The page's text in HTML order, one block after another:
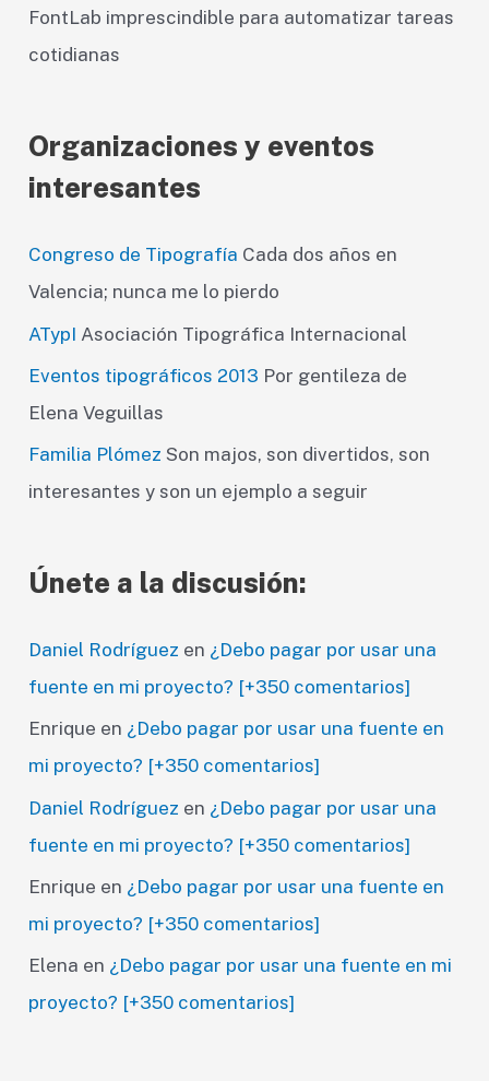
FontLab imprescindible para automatizar tareas
cotidianas
Organizaciones y eventos
interesantes
Congreso de Tipografía Cada dos años en
Valencia; nunca me lo pierdo
ATypI Asociación Tipográfica Internacional
Eventos tipográficos 2013 Por gentileza de
Elena Veguillas
Familia Plómez Son majos, son divertidos, son
interesantes y son un ejemplo a seguir
Únete a la discusión:
Daniel Rodríguez en ¿Debo pagar por usar una
fuente en mi proyecto? [+350 comentarios]
Enrique en ¿Debo pagar por usar una fuente en
mi proyecto? [+350 comentarios]
Daniel Rodríguez en ¿Debo pagar por usar una
fuente en mi proyecto? [+350 comentarios]
Enrique en ¿Debo pagar por usar una fuente en
mi proyecto? [+350 comentarios]
Elena en ¿Debo pagar por usar una fuente en mi
proyecto? [+350 comentarios]